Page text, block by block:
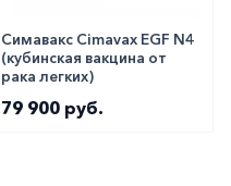
Симавакс Cimavax EGF N4
(кубинская вакцина от
рака легких)
79 900 руб.